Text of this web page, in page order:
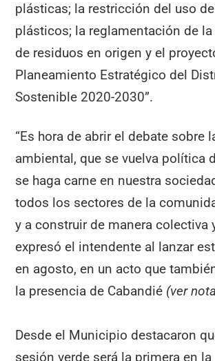
plásticas; la restricción del uso
plásticos; la reglamentación de
de residuos en origen y el
Planeamiento Estratégico del
Sostenible 2020-2030”.
“Es hora de abrir el debate sobre
ambiental, que se vuelva política
se haga carne en nuestra
todos los sectores de la
y a construir de manera colectiva
expresó el intendente al lanzar
en agosto, en un acto que
la presencia de Cabandié (ver
Desde el Municipio destacaron
sesión verde será la primera en